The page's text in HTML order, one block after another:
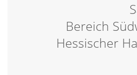
Bereich
Hessischer